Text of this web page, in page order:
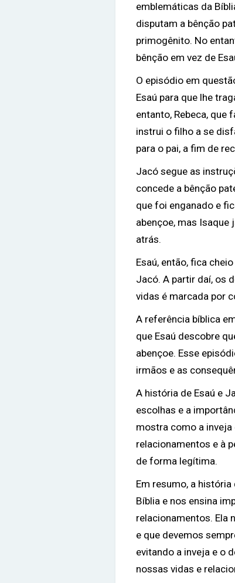
emblemáticas da
disputam a bênção
primogênito. No
bênção em vez de
O episódio em
Esaú para que lhe
entanto, Rebeca, que
instrui o filho a se
para o pai, a fim de
Jacó segue as
concede a bênção
que foi enganado e
abençoe, mas Isaque
atrás.
Esaú, então, fica
Jacó. A partir daí, os
vidas é marcada por
A referência bíblica
que Esaú descobre
abençoe. Esse
irmãos e as
A história de Esaú e
escolhas e a
mostra como a
relacionamentos e à
de forma legítima.
Em resumo, a
Bíblia e nos ensina
relacionamentos. Ela
e que devemos
evitando a inveja e o
nossas vidas e